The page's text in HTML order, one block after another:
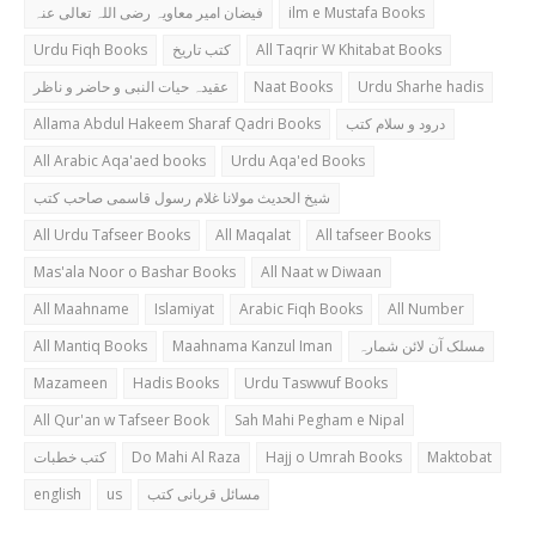
فیضان امیر معاویہ رضی اللہ تعالی عنہ
ilm e Mustafa Books
Urdu Fiqh Books
کتب تاریخ
All Taqrir W Khitabat Books
عقیدہ حیات النبی و حاضر و ناظر
Naat Books
Urdu Sharhe hadis
Allama Abdul Hakeem Sharaf Qadri Books
درود و سلام کتب
All Arabic Aqa'aed books
Urdu Aqa'ed Books
شیخ الحدیث مولانا غلام رسول قاسمی صاحب کتب
All Urdu Tafseer Books
All Maqalat
All tafseer Books
Mas'ala Noor o Bashar Books
All Naat w Diwaan
All Maahname
Islamiyat Arabic Fiqh Books
All Number
All Mantiq Books
Maahnama Kanzul Iman
مسلک آن لائن شمارہ
Mazameen
Hadis Books
Urdu Taswwuf Books
All Qur'an w Tafseer Book
Sah Mahi Pegham e Nipal
کتب خطبات
Do Mahi Al Raza Hajj o Umrah Books
Maktobat
english
us مسائل قربانی کتب